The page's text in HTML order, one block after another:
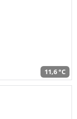
11,6 °C